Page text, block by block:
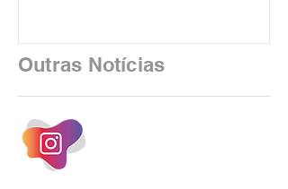
2025, uma transição profunda em sua
estrutura operacional, impulsionada por
um investimento massivo de R$ 47,8
bilhões em tecnologia apenas neste
exercício. A anatomia do serviço
bancário
Outras Notícias